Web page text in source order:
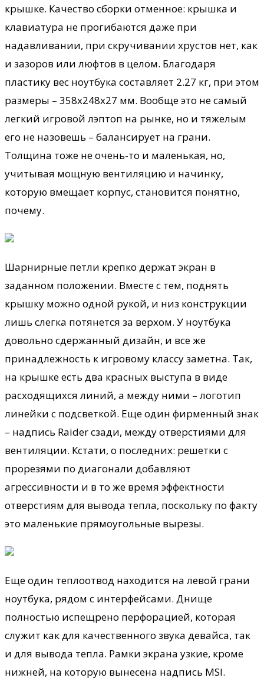
крышке. Качество сборки отменное: крышка и
клавиатура не прогибаются даже при
надавливании, при скручивании хрустов нет, как
и зазоров или люфтов в целом. Благодаря
пластику вес ноутбука составляет 2.27 кг, при этом
размеры – 358х248х27 мм. Вообще это не самый
легкий игровой лэптоп на рынке, но и тяжелым
его не назовешь – балансирует на грани.
Толщина тоже не очень-то и маленькая, но,
учитывая мощную вентиляцию и начинку,
которую вмещает корпус, становится понятно,
почему.
Шарнирные петли крепко держат экран в
заданном положении. Вместе с тем, поднять
крышку можно одной рукой, и низ конструкции
лишь слегка потянется за верхом. У ноутбука
довольно сдержанный дизайн, и все же
принадлежность к игровому классу заметна. Так,
на крышке есть два красных выступа в виде
расходящихся линий, а между ними – логотип
линейки с подсветкой. Еще один фирменный знак
– надпись Raider сзади, между отверстиями для
вентиляции. Кстати, о последних: решетки с
прорезями по диагонали добавляют
агрессивности и в то же время эффектности
отверстиям для вывода тепла, поскольку по факту
это маленькие прямоугольные вырезы.
Еще один теплоотвод находится на левой грани
ноутбука, рядом с интерфейсами. Днище
полностью испещрено перфорацией, которая
служит как для качественного звука девайса, так
и для вывода тепла. Рамки экрана узкие, кроме
нижней, на которую вынесена надпись MSI.